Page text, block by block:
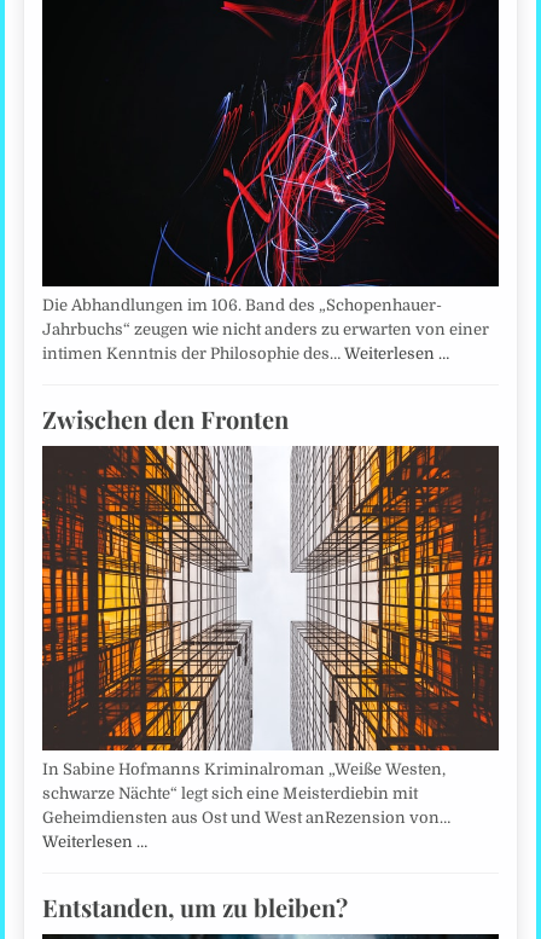
Die Abhandlungen im 106. Band des „Schopenhauer-
Jahrbuchs“ zeugen wie nicht anders zu erwarten von einer
intimen Kenntnis der Philosophie des…Weiterlesen …
Zwischen den Fronten
In Sabine Hofmanns Kriminalroman „Weiße Westen,
schwarze Nächte“ legt sich eine Meisterdiebin mit
Geheimdiensten aus Ost und West anRezension von…
Weiterlesen …
Entstanden, um zu bleiben?